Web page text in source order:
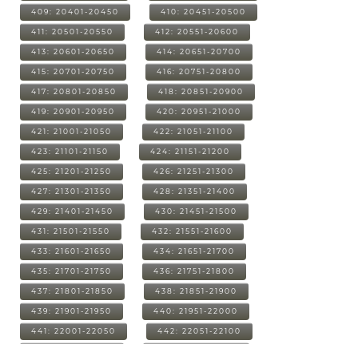
409: 20401-20450 410: 20451-20500
411: 20501-20550 412: 20551-20600
413: 20601-20650 414: 20651-20700
415: 20701-20750 416: 20751-20800
417: 20801-20850 418: 20851-20900
419: 20901-20950 420: 20951-21000
421: 21001-21050 422: 21051-21100
423: 21101-21150 424: 21151-21200
425: 21201-21250 426: 21251-21300
427: 21301-21350 428: 21351-21400
429: 21401-21450 430: 21451-21500
431: 21501-21550 432: 21551-21600
433: 21601-21650 434: 21651-21700
435: 21701-21750 436: 21751-21800
437: 21801-21850 438: 21851-21900
439: 21901-21950 440: 21951-22000
441: 22001-22050 442: 22051-22100